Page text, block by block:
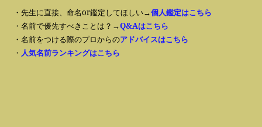
・先生に直接、命名or鑑定してほしい→個人鑑定はこちら
・名前で優先すべきことは？→Q&Aはこちら
・名前をつける際のプロからのアドバイスはこちら
・ 人気名前ランキングはこちら